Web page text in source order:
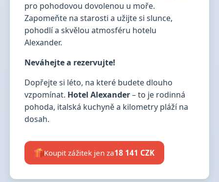
pro pohodovou dovolenou u moře.
Zapomeňte na starosti a užijte si slunce,
pohodlí a skvělou atmosféru hotelu
Alexander.
Neváhejte a rezervujte!
Dopřejte si léto, na které budete dlouho
vzpomínat. Hotel Alexander– to je rodinná
pohoda, italská kuchyně a kilometry pláží na
dosah.
Koupit zážitek jen za18 141 CZK